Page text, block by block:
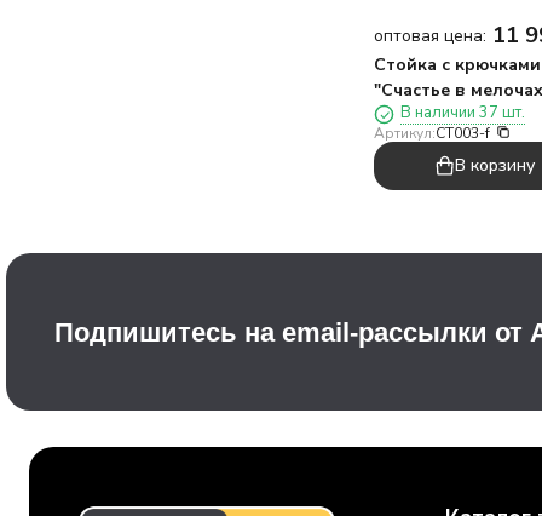
оптовая цена: 11
Стойка с крючками
"Счастье в
напольная
40 крючков
В наличии 37 шт.
Артикул:CT003-f
В корзину
Подпишитесь на email-рассылки от